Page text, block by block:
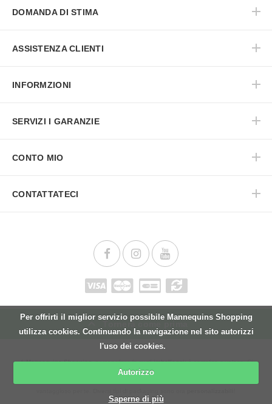
Per offrirti il miglior servizio possibile Mannequins Shopping
utilizza cookies. Continuando la navigazione nel sito autorizzi
l'uso dei cookies.
Autorizzo
Saperne di più
DOMANDA DI STIMA
ASSISTENZA CLIENTI
INFORMZIONI
SERVIZI I GARANZIE
CONTO MIO
CONTATTATECI
Tornerà come prima
AMannequins Shopping, personalizza la sugliimballaggi: è semplice e veloce. Ci
impegniamo ad offrire un servizio di personalizzazione a un